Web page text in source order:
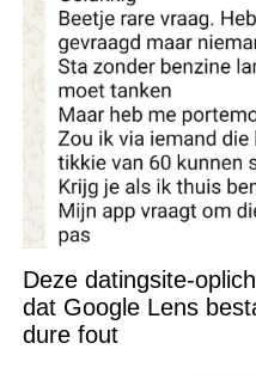
Deze datingsite-
dat Google Lens
dure fout